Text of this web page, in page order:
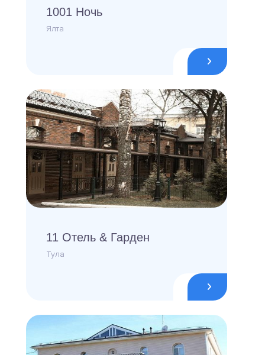
1001 Ночь
Ялта
11 Отель & Гарден
Тула